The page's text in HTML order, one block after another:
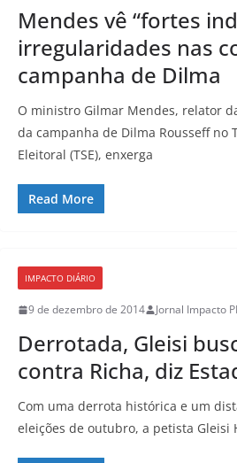
Mendes vê “fortes
irregularidades nas
campanha de Dilma
O ministro Gilmar Mendes, relator
da campanha de Dilma Rousseff no
Eleitoral (TSE), enxerga
Read More
IMPACTO DIÁRIO
9 de dezembro de 2014 Jornal Impacto
Derrotada, Gleisi
contra Richa, diz
Com uma derrota histórica e um
eleições de outubro, a petista Gleisi